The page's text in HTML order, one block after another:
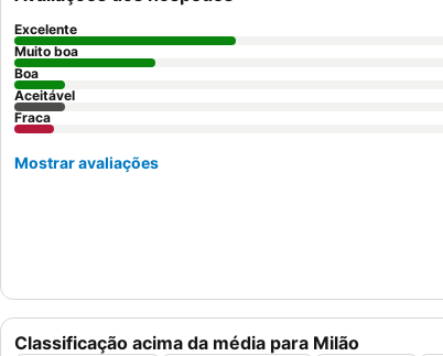
Classificação acima da média para Milão
Excelente
Muito boa
Boa
Aceitável
Fraca
Mostrar avaliações